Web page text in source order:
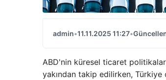
admin•11.11.2025 11:27•
ABD'nin küresel ticaret
yakından takip edilirken, Türkiye